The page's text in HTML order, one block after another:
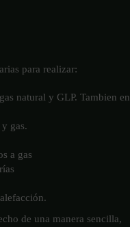
para realizar:
natural y GLP. Tambien en
gas.
a gas
de una manera sencilla,